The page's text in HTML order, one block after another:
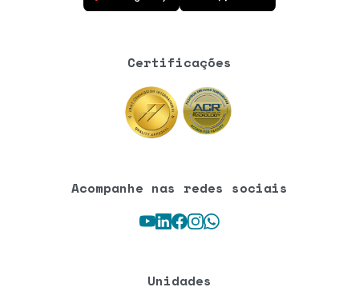
Certificações
Acompanhe nas redes sociais
Youtube
LinkedIn
Facebook
Instagram
WhatsApp
Unidades